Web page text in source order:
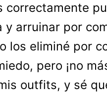
correctamente
y arruinar por
los eliminé por
pero ¡no
outfits, y sé